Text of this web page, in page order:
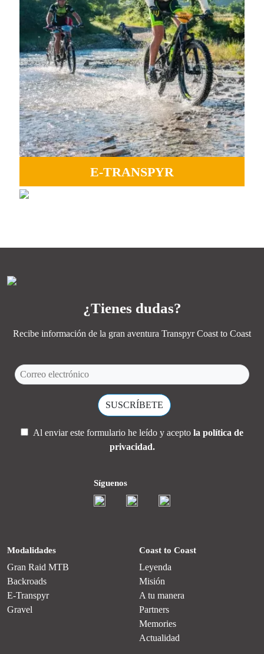
E-TRANSPYR
Ideal para disfrutar de todo los paisajes, el compañerismo
MÁS INFORMACIÓN
GRAVEL
¿Tienes dudas?
Recibe información de la gran aventura Transpyr Coast to Coast
Al enviar este formulario he leído y acepto la política de
privacidad.
Síguenos
Modalidades
Gran Raid MTB
Backroads
E-Transpyr
Gravel
Coast to Coast
Leyenda
Misión
A tu manera
Partners
Memories
Actualidad